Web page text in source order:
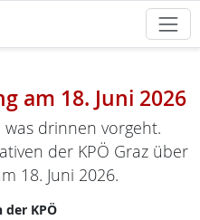
am 18. Juni 2026
drinnen vorgeht.
der KPÖ Graz über
18. Juni 2026.
KPÖ